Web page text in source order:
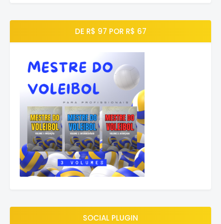
DE R$ 97 POR R$ 67
SOCIAL PLUGIN